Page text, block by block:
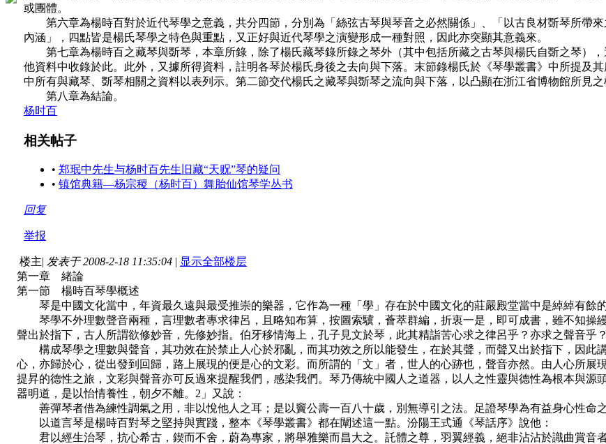
或團體。
第六章為楊時百對於近代琴學之意義，共分四節，分別為「絲弦古琴與琴音之必然關係」、「以古良材斲琴所帶
內涵」，四點皆是楊氏琴學之特色與重點，又正好與近代琴學之演變形成一種對照，因此亦突顯其意義來。
第七章為楊時百之藏琴與斲琴，本章所錄，除了楊氏藏琴錄所錄之琴外（其中包括所藏之古琴與楊氏自斲之琴）
他資料中收錄於此。此外，又據所得資料，註明各琴於楊氏身後之去向與下落。末節錄楊氏於《琴學叢書》中所提及
中所有與藏琴、斲琴相關之資料以表列示。第二節交代楊氏之藏琴與斲琴之流向與下落，以凸顯在浙江省博物館所見之
第八章為結論。
杨时百
相关帖子
• 郑珉中先生与杨时百先生旧藏“天贶”琴的疑问
• 镇馆典籍—杨宗稷（杨时百）舞胎仙馆琴学丛书
回复
举报
楼主| 发表于 2008-2-18 11:35:04 | 显示全部楼层
第一章 緒論
第一節 楊時百琴學概述
琴是中國文化當中，年資最久遠與最受推崇的樂器，它作為一種「學」存在於中國文化的莊嚴殿堂當中是綽綽有餘
琴學不外理數聲音兩種，言理數者專求律呂，且略知布算，按圖索驥，薈萃群編，折衷一是，即可成書，雖不知操
聲出於指下，古人所謂欲修妙音，先修妙指。伯牙移情海上，孔子見文於琴，此其精詣苦心求之律呂乎？亦求之聲音乎
構成琴學之理數與聲音，其功效在於禁止人心於邪亂，而其功效之所以能發生，在於其聲，而聲又出於指下，因此
心，亦歸於心，從出發到回歸，路上展現的便是心的文彩。而所謂的「文」者，世人的心跡也，聲音亦然。由人心所
提昇的德性之旅，文彩與聲音亦可反過來提醒我們，感染我們。琴乃傳統中國人之道器，以人之性靈與德性為根本與源
器明道，是以怡情養性，朝夕不離。2」又說：
善彈琴者借為練性調氣之用，非以悅他人之耳；是以竇公壽一百八十歲，別無導引之法。足證琴學為有益身心性命之
以道言琴是楊時百對琴之堅持與實踐，整本《琴學叢書》都在闡述這一點。汾陽王式通《琴話序》說他：
君以經生治琴，抗心希古，鍥而不舍，蔚為專家，將舉雅樂而昌大之。託體之尊，羽翼經義，絕非沾沾於識曲賞音者